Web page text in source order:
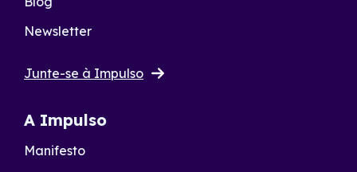
Newsletter
Junte-se à Impulso
A Impulso
Manifesto